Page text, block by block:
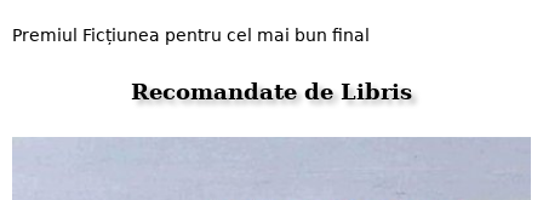
Premiul Ficțiunea pentru cel mai bun final
Recomandate de Libris